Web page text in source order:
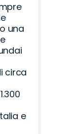
una
circa
e